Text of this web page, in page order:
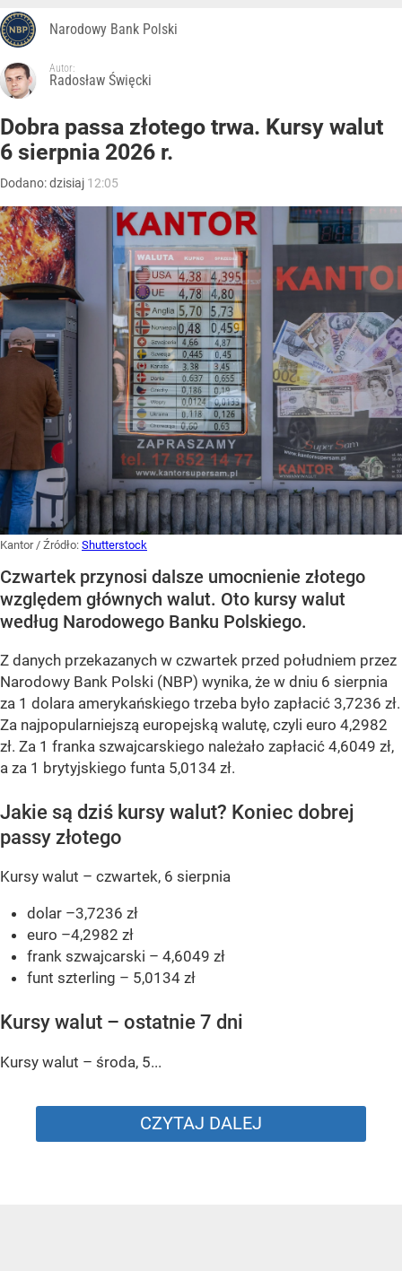
Narodowy Bank Polski
Autor:
Radosław Święcki
Dobra passa złotego trwa. Kursy walut
6 sierpnia 2026 r.
Dodano:dzisiaj 12:05
Kantor/ Źródło: Shutterstock
Czwartek przynosi dalsze umocnienie złotego
względem głównych walut. Oto kursy walut
według Narodowego Banku Polskiego.
Z danych przekazanych w czwartek przed południem przez
Narodowy Bank Polski (NBP) wynika, że w dniu 6 sierpnia
za 1 dolara amerykańskiego trzeba było zapłacić 3,7236 zł.
Za najpopularniejszą europejską walutę, czyli euro 4,2982
zł. Za 1 franka szwajcarskiego należało zapłacić 4,6049 zł,
a za 1 brytyjskiego funta 5,0134 zł.
Jakie są dziś kursy walut? Koniec dobrej
passy złotego
Kursy walut – czwartek, 6 sierpnia
dolar –3,7236 zł
euro –4,2982 zł
frank szwajcarski – 4,6049 zł
funt szterling – 5,0134 zł
Kursy walut – ostatnie 7 dni
Kursy walut – środa, 5...
CZYTAJ DALEJ